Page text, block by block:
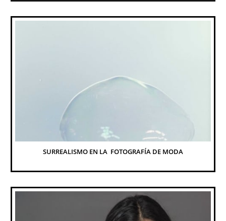
SURREALISMO EN LA  FOTOGRAFÍA DE MODA